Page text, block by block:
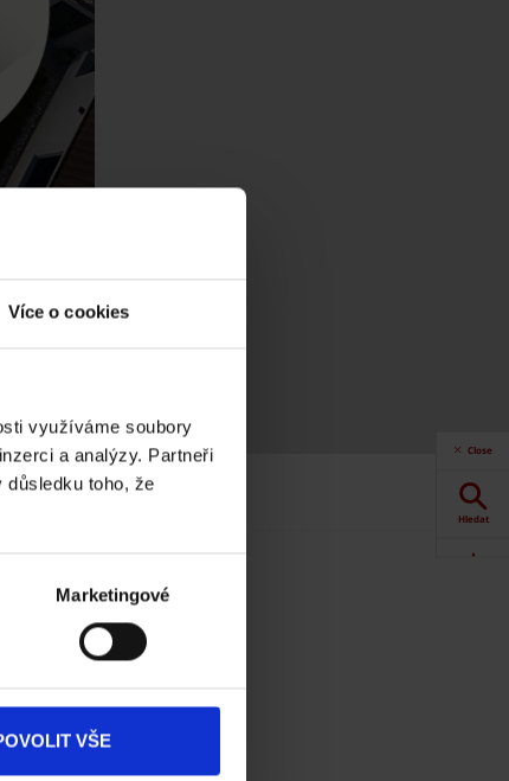
Více o cookies
využíváme soubory
a analýzy. Partneři
toho, že
Marketingové
VŠE
Close
Hledat